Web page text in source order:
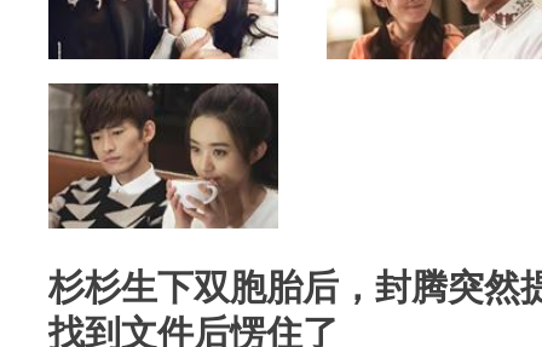
杉杉生下双胞胎后，封腾突然
找到文件后愣住了